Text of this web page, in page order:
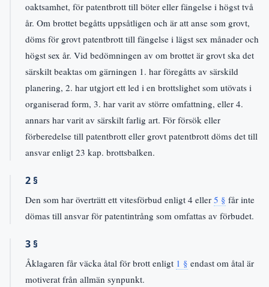
oaktsamhet, för patentbrott till böter eller fängelse i högst två
år. Om brottet begåtts uppsåtligen och är att anse som grovt,
döms för grovt patentbrott till fängelse i lägst sex månader och
högst sex år. Vid bedömningen av om brottet är grovt ska det
särskilt beaktas om gärningen 1. har föregåtts av särskild
planering, 2. har utgjort ett led i en brottslighet som utövats i
organiserad form, 3. har varit av större omfattning, eller 4.
annars har varit av särskilt farlig art. För försök eller
förberedelse till patentbrott eller grovt patentbrott döms det till
ansvar enligt 23 kap. brottsbalken.
2 §
Den som har överträtt ett vitesförbud enligt 4 eller 5 § får inte
dömas till ansvar för patentintrång som omfattas av förbudet.
3 §
Åklagaren får väcka åtal för brott enligt 1 § endast om åtal är
motiverat från allmän synpunkt.